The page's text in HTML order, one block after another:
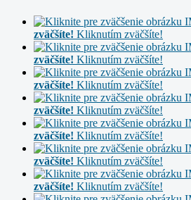
zväčšíte! Kliknutím zväčšíte!
zväčšíte! Kliknutím zväčšíte!
zväčšíte! Kliknutím zväčšíte!
zväčšíte! Kliknutím zväčšíte!
zväčšíte! Kliknutím zväčšíte!
zväčšíte! Kliknutím zväčšíte!
zväčšíte! Kliknutím zväčšíte!